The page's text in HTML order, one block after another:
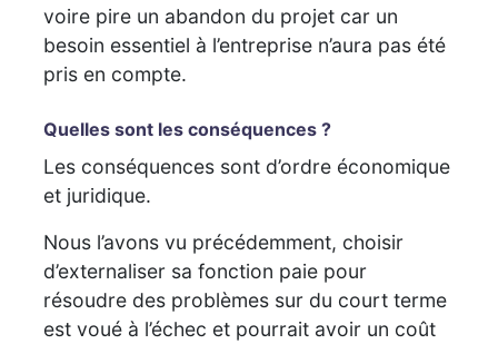
voire pire un abandon du projet car un
besoin essentiel à l’entreprise n’aura pas été
pris en compte.
Quelles sont les conséquences ?
Les conséquences sont d’ordre économique
et juridique.
Nous l’avons vu précédemment, choisir
d’externaliser sa fonction paie pour
résoudre des problèmes sur du court terme
est voué à l’échec et pourrait avoir un coût